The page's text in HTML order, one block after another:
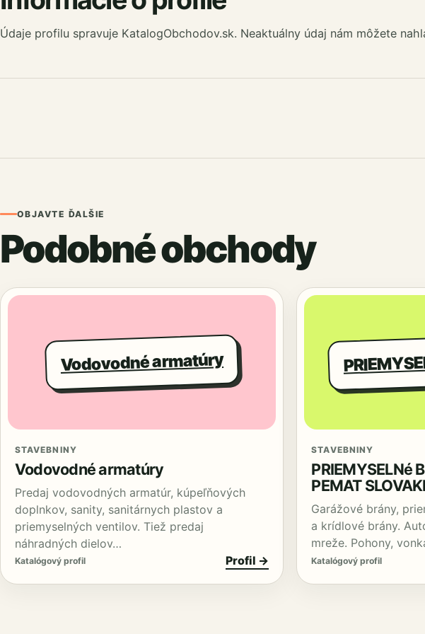
Údaje profilu spravuje KatalogObchodov.sk. Neaktuálny údaj nám môžete
OBJAVTE ĎALŠIE
Podobné obchody
Vodovodné armatúry
STAVEBNINY
Vodovodné armatúry
Predaj vodovodných armatúr, kúpeľňových
doplnkov, sanity, sanitárnych plastov a
priemyselných ventilov. Tiež predaj
náhradných dielov…
Katalógový profil Profil →
STAVEBNINY
PRIEMYSELNé
PEMAT SLOVAKI
Garážové brány,
a krídlové brány.
mreže. Pohony,
Katalógový profil